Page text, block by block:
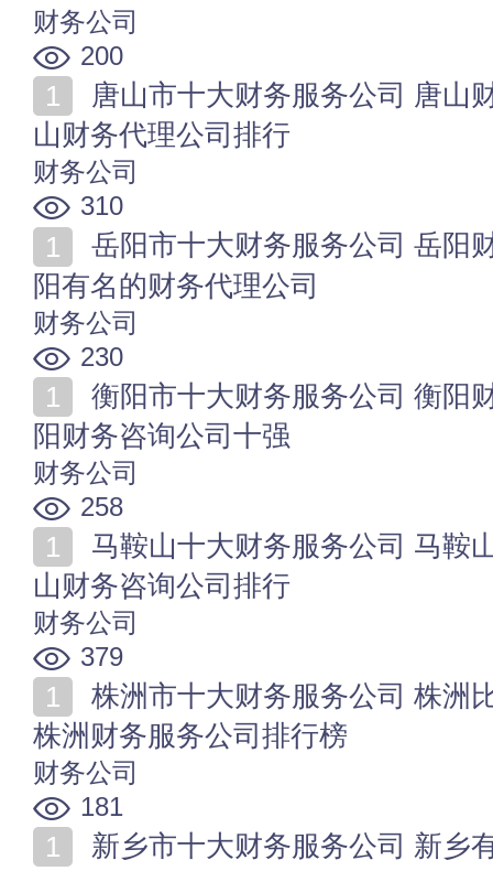
财务公司
200
山财务代理公司排行
财务公司
310
阳有名的财务代理公司
财务公司
230
阳财务咨询公司十强
财务公司
258
山财务咨询公司排行
财务公司
379
株洲财务服务公司排行榜
财务公司
181